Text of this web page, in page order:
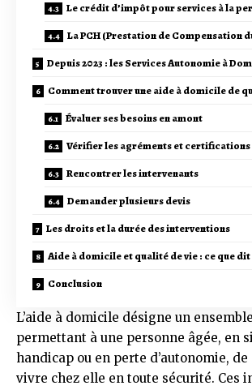
Le crédit d’impôt pour services à la
La PCH (Prestation de Compensation
Depuis 2023 : les Services Autonomie à
Comment trouver une aide à domicile de
Évaluer ses besoins en amont
Vérifier les agréments et certifications
Rencontrer les intervenants
Demander plusieurs devis
Les droits et la durée des interventions
Aide à domicile et qualité de vie : ce que
Conclusion
L’aide à domicile désigne un
permettant à une personne âgée, en
handicap ou en perte d’autonomie,
vivre chez elle en toute sécurité. Ces